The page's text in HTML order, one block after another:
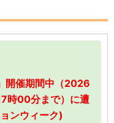
開催期間中（2026
時00分まで）に遭
ンウィーク)